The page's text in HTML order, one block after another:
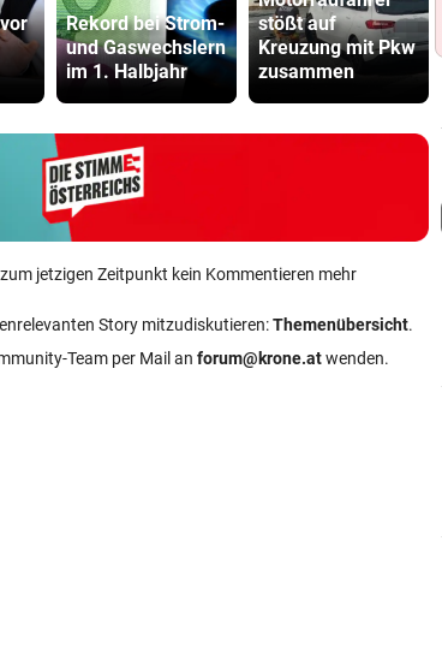
Rekord bei Strom-
und Gaswechslern
im 1. Halbjahr
stößt auf
Kreuzung mit Pkw
zusammen
jetzigen Zeitpunkt kein Kommentieren mehr
Story mitzudiskutieren:Themenübersicht.
Team per Mail an forum@krone.atwenden.